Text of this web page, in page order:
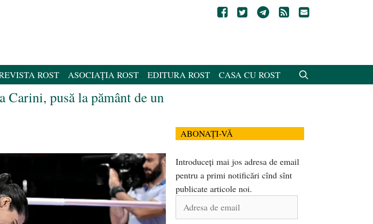
ROST ASOCIAȚIA ROST EDITURA ROST CASA CU ROST
Carini, pusă la pământ de un
ABONAȚI-VĂ
Introduceți mai jos adresa de email
pentru a primi notificări cînd sînt
publicate articole noi.
Adresa